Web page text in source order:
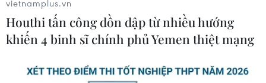
vietnamplus.vn
Houthi tấn công dồn dập từ nhiều hướng
khiến 4 binh sĩ chính phủ Yemen thiệt mạng